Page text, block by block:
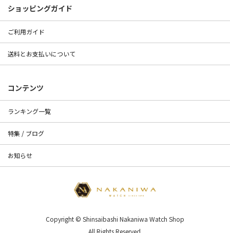
ショッピングガイド
ご利用ガイド
送料とお支払いについて
コンテンツ
ランキング一覧
特集 / ブログ
お知らせ
Copyright © Shinsaibashi Nakaniwa Watch Shop
All Rights Reserved.